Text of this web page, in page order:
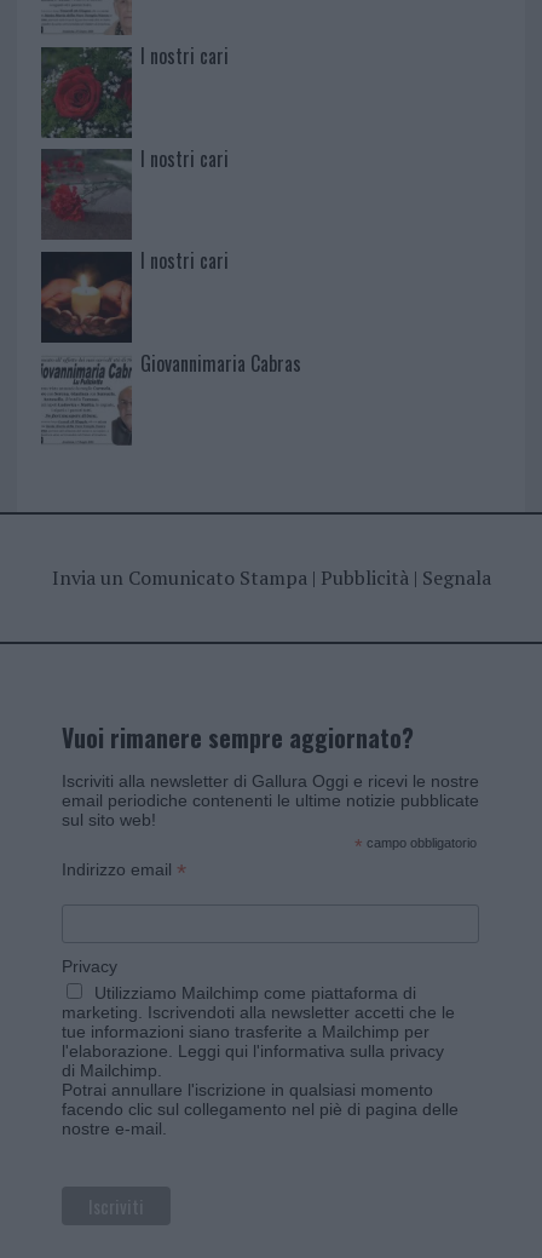
I nostri cari
I nostri cari
I nostri cari
Giovannimaria Cabras
Invia un Comunicato Stampa| Pubblicità| Segnala
Vuoi rimanere sempre aggiornato?
Iscriviti alla newsletter di Gallura Oggi e ricevi le nostre
email periodiche contenenti le ultime notizie pubblicate
sul sito web!
* campo obbligatorio
Indirizzo email *
Privacy
Utilizziamo Mailchimp come piattaforma di
marketing. Iscrivendoti alla newsletter accetti che le
tue informazioni siano trasferite a Mailchimp per
l'elaborazione. Leggi qui l'informativa sulla privacy
di Mailchimp
Potrai annullare l'iscrizione in qualsiasi momento
facendo clic sul collegamento nel piè di pagina delle
nostre e-mail.